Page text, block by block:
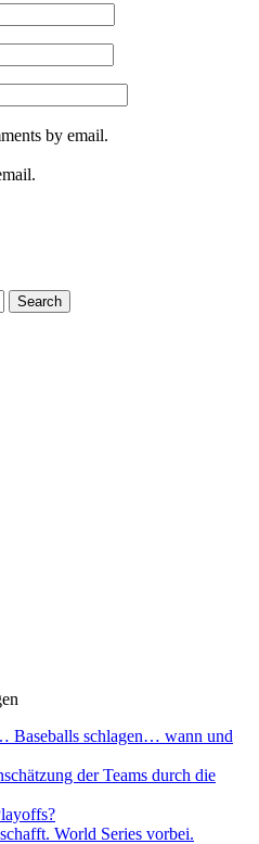
by email.
Baseballs schlagen… wann und
der Teams durch die
World Series vorbei.